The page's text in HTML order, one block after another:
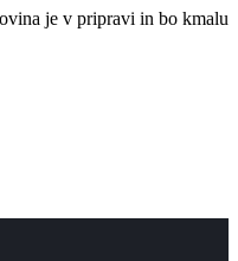
je v pripravi in ​​bo kmalu